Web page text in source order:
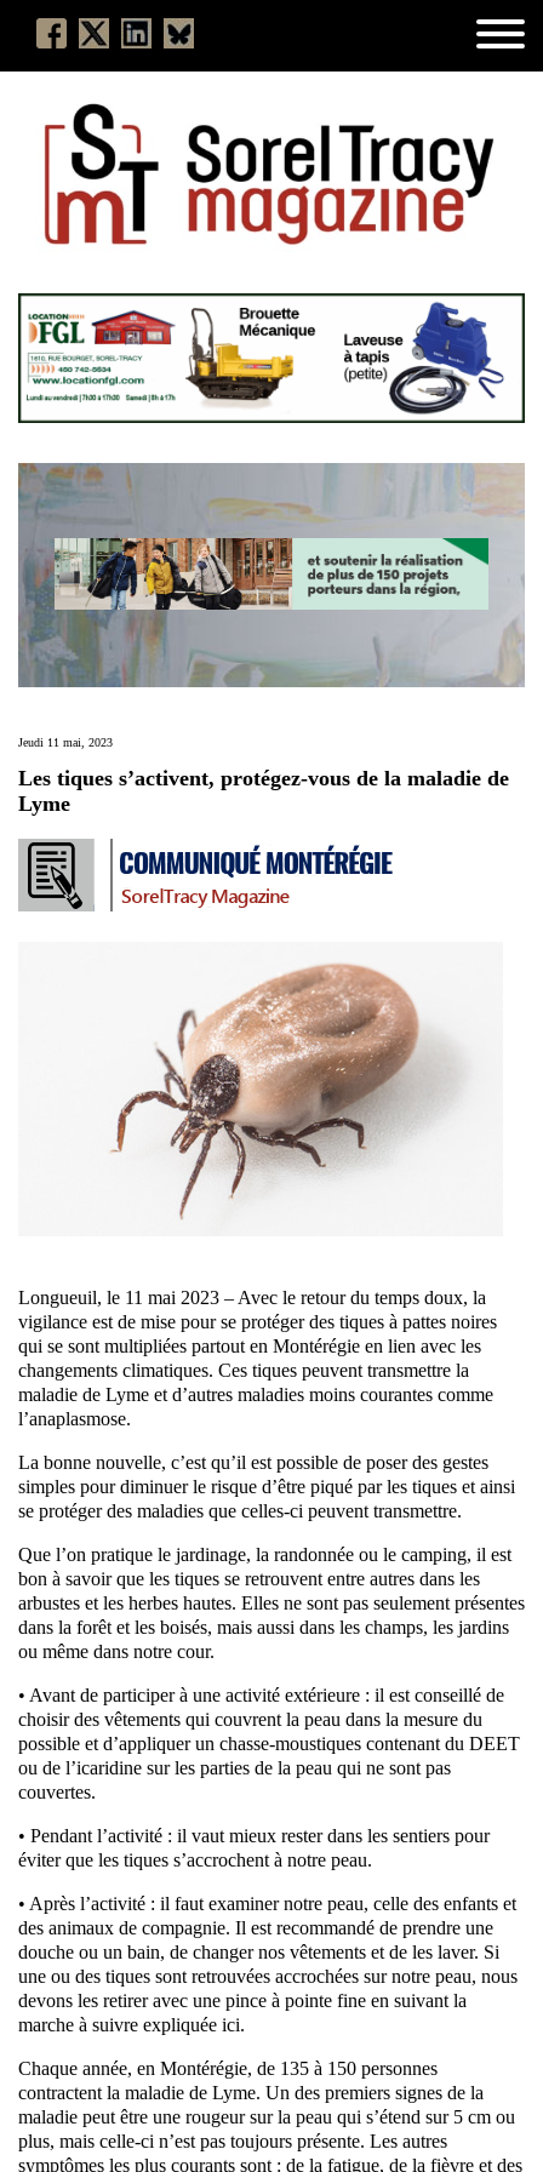
Jeudi 11 mai, 2023
Les tiques s’activent, protégez-vous de la maladie de
Lyme
Longueuil, le 11 mai 2023 – Avec le retour du temps doux, la
vigilance est de mise pour se protéger des tiques à pattes noires
qui se sont multipliées partout en Montérégie en lien avec les
changements climatiques. Ces tiques peuvent transmettre la
maladie de Lyme et d’autres maladies moins courantes comme
l’anaplasmose.
La bonne nouvelle, c’est qu’il est possible de poser des gestes
simples pour diminuer le risque d’être piqué par les tiques et ainsi
se protéger des maladies que celles-ci peuvent transmettre.
Que l’on pratique le jardinage, la randonnée ou le camping, il est
bon à savoir que les tiques se retrouvent entre autres dans les
arbustes et les herbes hautes. Elles ne sont pas seulement présentes
dans la forêt et les boisés, mais aussi dans les champs, les jardins
ou même dans notre cour.
• Avant de participer à une activité extérieure : il est conseillé de
choisir des vêtements qui couvrent la peau dans la mesure du
possible et d’appliquer un chasse-moustiques contenant du DEET
ou de l’icaridine sur les parties de la peau qui ne sont pas
couvertes.
• Pendant l’activité : il vaut mieux rester dans les sentiers pour
éviter que les tiques s’accrochent à notre peau.
• Après l’activité : il faut examiner notre peau, celle des enfants et
des animaux de compagnie. Il est recommandé de prendre une
douche ou un bain, de changer nos vêtements et de les laver. Si
une ou des tiques sont retrouvées accrochées sur notre peau, nous
devons les retirer avec une pince à pointe fine en suivant la
marche à suivre expliquée ici.
Chaque année, en Montérégie, de 135 à 150 personnes
contractent la maladie de Lyme. Un des premiers signes de la
maladie peut être une rougeur sur la peau qui s’étend sur 5 cm ou
plus, mais celle-ci n’est pas toujours présente. Les autres
symptômes les plus courants sont : de la fatigue, de la fièvre et des